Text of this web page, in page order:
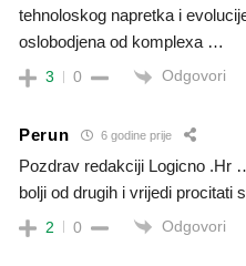
tehnoloskog napretka i
oslobodjena od komplexa …
3 0 Odgovori
Perun 6 godine prije
Pozdrav redakciji Logicno .Hr
bolji od drugih i vrijedi procitati
2 0 Odgovori